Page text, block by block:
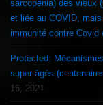
sarcopenia) des vieux
et liée au COVID,
immunité contre Covid
Protected:
super-âgés
16, 2021